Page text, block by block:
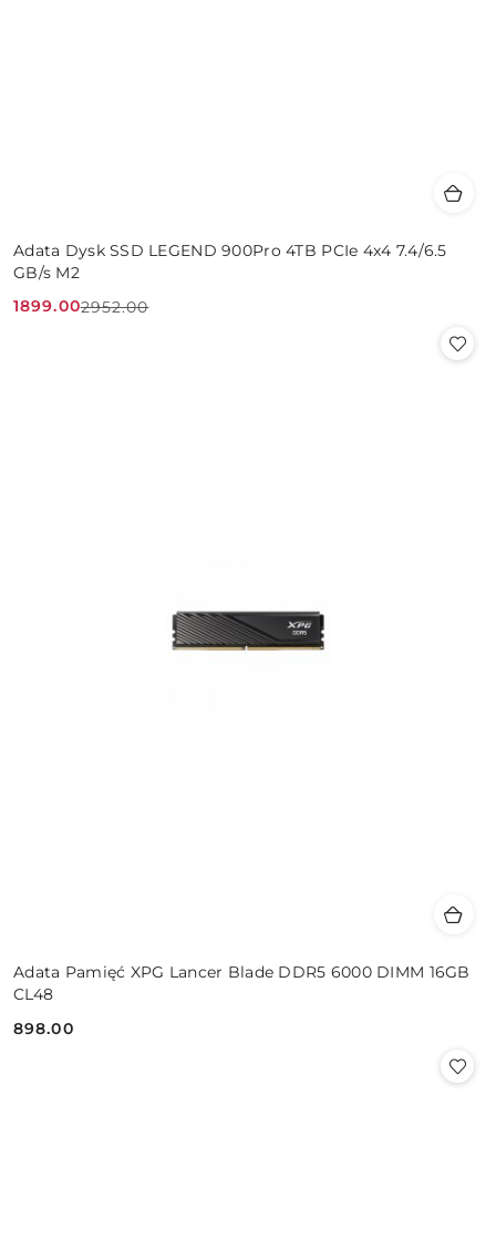
Adata Dysk SSD LEGEND 900Pro 4TB PCIe 4x4 7.4/6.5
GB/s M2
Cena
1899.00
Cena
2952.00
Adata Pamięć XPG Lancer Blade DDR5 6000 DIMM 16GB
CL48
Cena:
898.00